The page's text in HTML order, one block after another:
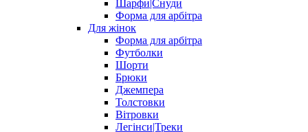
Шарфи|Снуди
Форма для арбітра
Для жінок
Форма для арбітра
Футболки
Шорти
Брюки
Джемпера
Толстовки
Вітровки
Легінси|Треки